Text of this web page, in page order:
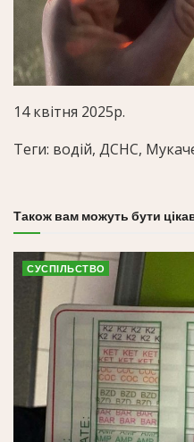
14 квітня 2025р.
Теги: водій, ДСНС,
Також вам можуть бути
СУСПІЛЬСТВО